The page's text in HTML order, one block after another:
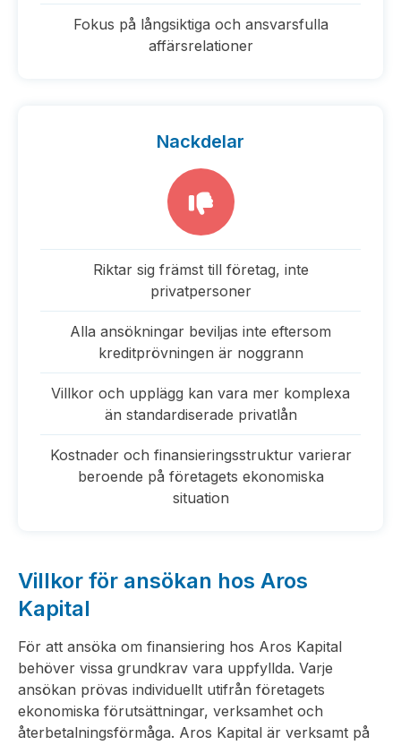
Fokus på långsiktiga och ansvarsfulla
affärsrelationer
Nackdelar
Riktar sig främst till företag, inte
privatpersoner
Alla ansökningar beviljas inte eftersom
kreditprövningen är noggrann
Villkor och upplägg kan vara mer komplexa
än standardiserade privatlån
Kostnader och finansieringsstruktur varierar
beroende på företagets ekonomiska
situation
Villkor för ansökan hos Aros
Kapital
För att ansöka om finansiering hos Aros Kapital
behöver vissa grundkrav vara uppfyllda. Varje
ansökan prövas individuellt utifrån företagets
ekonomiska förutsättningar, verksamhet och
återbetalningsförmåga. Aros Kapital är verksamt på